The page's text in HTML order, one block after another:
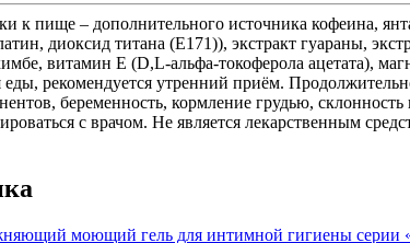
к пище – дополнительного источника кофеина,
диоксид титана (Е171)), экстракт гуараны,
витамин Е (D,L-альфа-токоферола ацетата),
рекомендуется утренний приём.
беременность, кормление грудью,
с врачом. Не является лекарственным